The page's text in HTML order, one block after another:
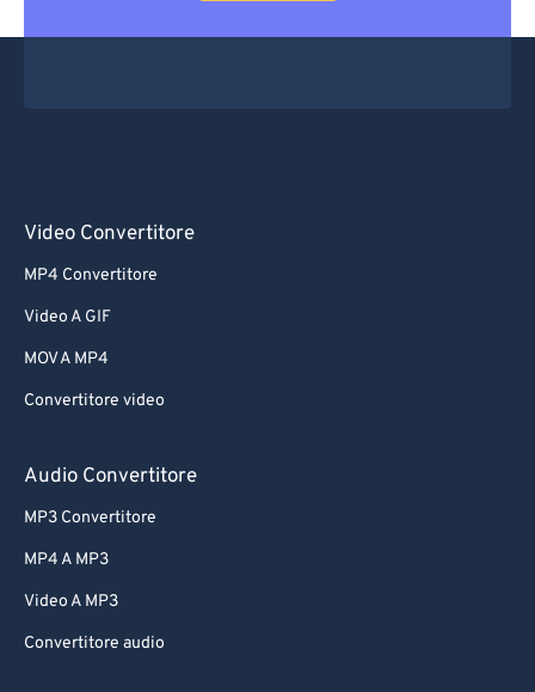
Video Convertitore
MP4 Convertitore
Video A GIF
MOV A MP4
Convertitore video
Audio Convertitore
MP3 Convertitore
MP4 A MP3
Video A MP3
Convertitore audio